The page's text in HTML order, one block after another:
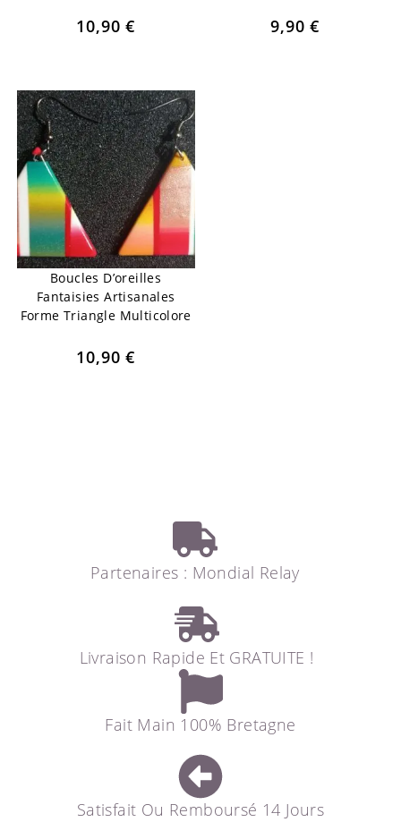
10,90€ 9,90€
Boucles D’oreilles
Fantaisies Artisanales
Forme Triangle Multicolore
10,90€
Partenaires : Mondial Relay
Livraison Rapide Et GRATUITE !
Fait Main 100% Bretagne
Satisfait Ou Remboursé 14 Jours